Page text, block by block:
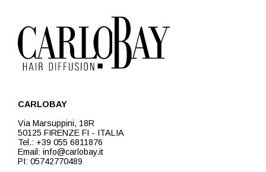
CARLOBAY
Via Marsuppini, 18R
50125 FIRENZE FI - ITALIA
Tel.: +39 055 6811876
Email: info@carlobay.it
PI: 05742770489